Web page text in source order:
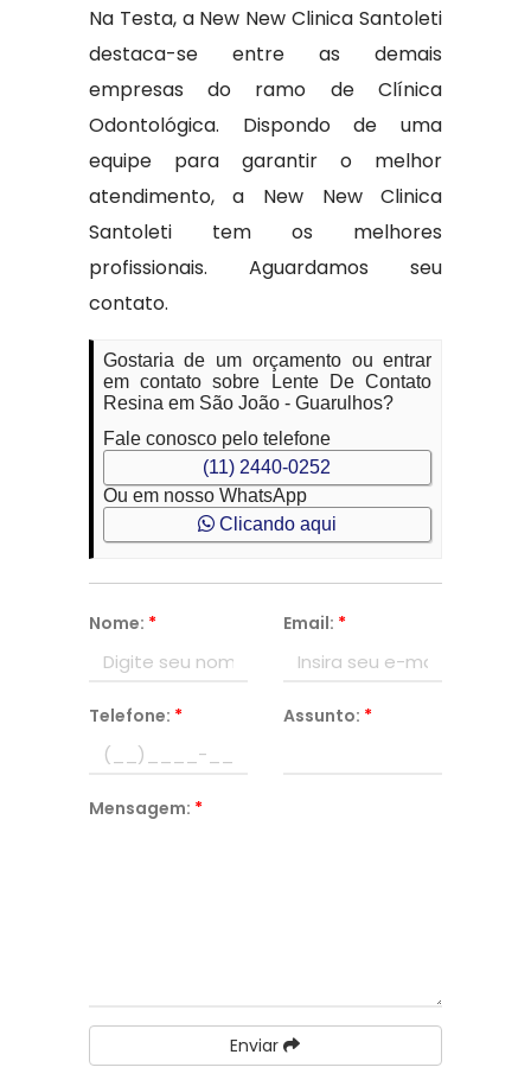
Na Testa, a New New Clinica Santoleti
destaca-se entre as demais
empresas do ramo de Clínica
Odontológica. Dispondo de uma
equipe para garantir o melhor
atendimento, a New New Clinica
Santoleti tem os melhores
profissionais. Aguardamos seu
contato.
Gostaria de um orçamento ou entrar
em contato sobre Lente De Contato
Resina em São João - Guarulhos?
Fale conosco pelo telefone
(11) 2440-0252
Ou em nosso WhatsApp
Clicando aqui
Nome: * Email: *
Telefone: * Assunto: *
Mensagem: *
Enviar